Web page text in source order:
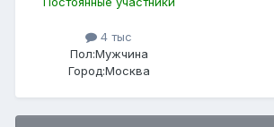
4 тыс
Пол:Мужчина
Город:Москва